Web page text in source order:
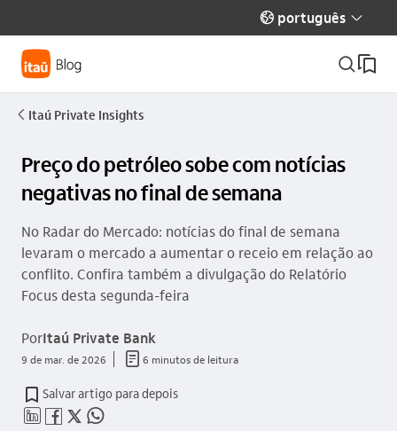
globo_outline português seta_baixo
busca_outline
seta_esquerda Itaú Private Insights
Preço do petróleo sobe com notícias
negativas no final de semana
No Radar do Mercado: notícias do final de semana
levaram o mercado a aumentar o receio em relação ao
conflito. Confira também a divulgação do Relatório
Focus desta segunda-feira
PorItaú Private Bank
9 de mar. de 2026 documento_outline 6 minutos de leitura
Salvar artigo para depois
linkedin_base facebook_outline twitter_outline whatsapp_outline